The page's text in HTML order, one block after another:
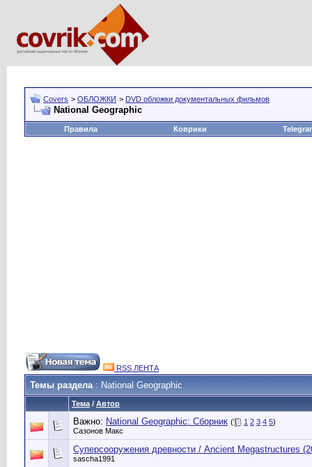
Covers > ОБЛОЖКИ > DVD обложки документальных фильмов
National Geographic
Правила Коврики
RSS ЛЕНТА
Темы раздела: National Geographic
Тема / Автор
Важно: National Geographic: Сборник ( 1 2 3 4 5)
Сазонов Макс
Суперсооружения древности / Ancient Megastructures
sascha1991